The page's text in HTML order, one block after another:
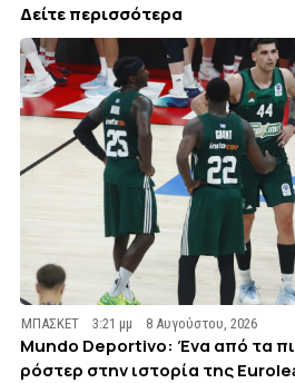
Δείτε περισσότερα
ΜΠΑΣΚΕΤ 3:21 μμ 8 Αυγούστου, 2026
Mundo Deportivo: Ένα από τα
ρόστερ στην ιστορία της